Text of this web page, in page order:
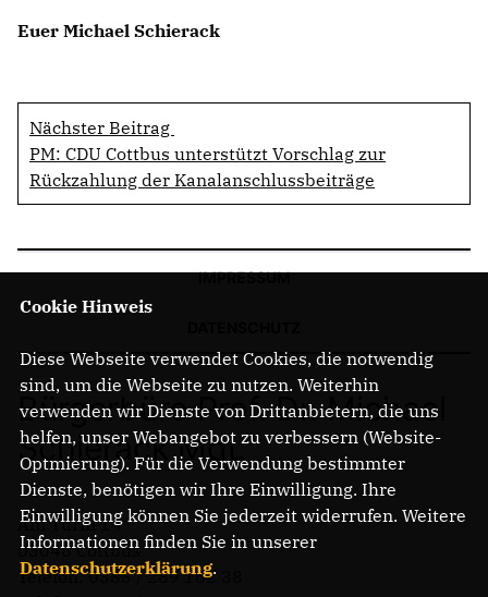
Euer Michael Schierack
Nächster Beitrag
PM: CDU Cottbus unterstützt Vorschlag zur
Rückzahlung der Kanalanschlussbeiträge
IMPRESSUM
Bürgerbüro Prof. Dr. Michael
Schierack MdL
Am Turm 14
03046 Cottbus
Telefon: 0355 / 289 162 38
Cookie Hinweis
Diese Webseite verwendet Cookies, die notwendig
sind, um die Webseite zu nutzen. Weiterhin
verwenden wir Dienste von Drittanbietern, die uns
helfen, unser Webangebot zu verbessern (Website-
Optmierung). Für die Verwendung bestimmter
Dienste, benötigen wir Ihre Einwilligung. Ihre
Einwilligung können Sie jederzeit widerrufen. Weitere
Informationen finden Sie in unserer
Datenschutzerklärung.